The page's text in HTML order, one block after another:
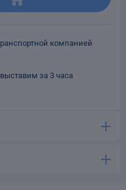
компанией
за 3 часа